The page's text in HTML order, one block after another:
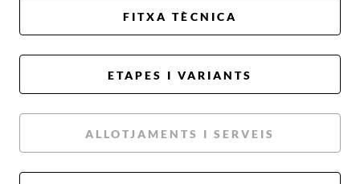
FITXA TÈCNICA
ETAPES I VARIANTS
ALLOTJAMENTS I SERVEIS